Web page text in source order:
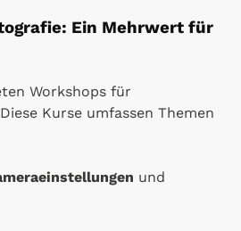
Ein Mehrwert für
Workshops für
Kurse umfassen Themen
und